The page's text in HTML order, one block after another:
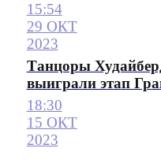
15:54
29 ОКТ
2023
Танцоры
выиграли этап
18:30
15 ОКТ
2023